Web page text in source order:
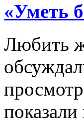
«Уметь
Любить
показали